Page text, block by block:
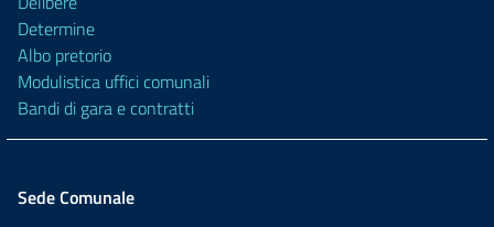
Determine
Albo pretorio
Modulistica uffici comunali
Bandi di gara e contratti
Sede Comunale